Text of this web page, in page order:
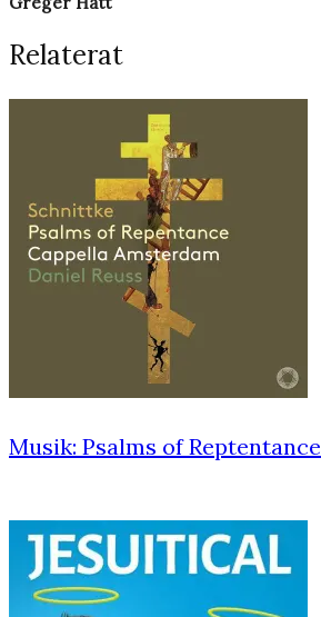
Relaterat
Musik: Psalms of Reptentance